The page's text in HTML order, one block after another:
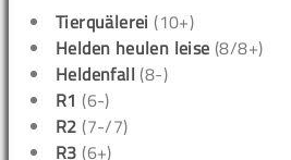
Tierquälerei (10+)
Helden heulen leise (8/8+)
Heldenfall (8-)
R1 (6-)
R2 (7-/7)
R3 (6+)